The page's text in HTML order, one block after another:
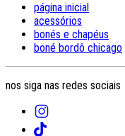
página inicial
acessórios
bonés e chapéus
boné bordô chicago
nos siga nas redes sociais